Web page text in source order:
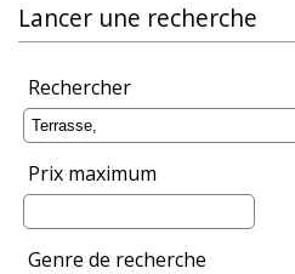
Lancer une recherche
Rechercher
Prix maximum
Genre de recherche